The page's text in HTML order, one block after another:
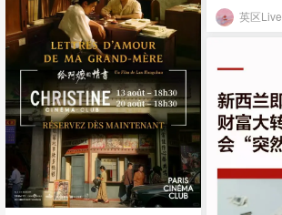
英区Live